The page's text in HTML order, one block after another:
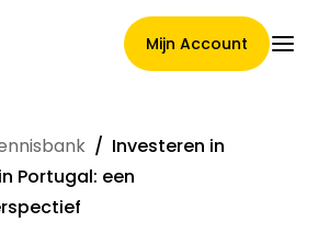
Mijn Account
/ Investeren in
Portugal: een